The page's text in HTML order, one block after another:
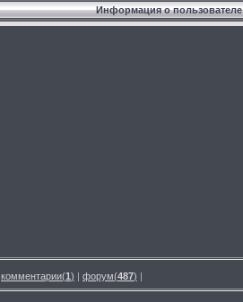
Информация о пользователе
комментарии(1) | форум(487) |